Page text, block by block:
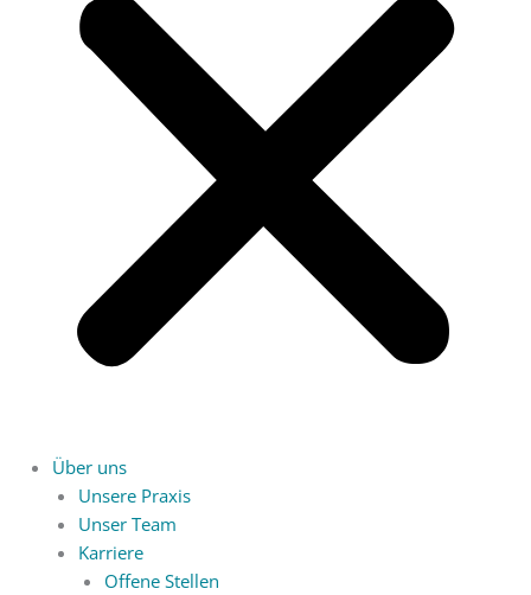
Über uns
Unsere Praxis
Unser Team
Karriere
Offene Stellen